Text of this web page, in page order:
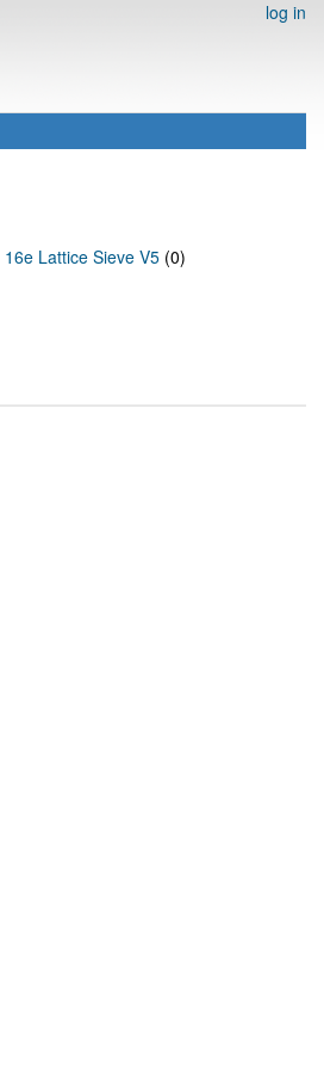
log in
16e Lattice Sieve V5 (0)